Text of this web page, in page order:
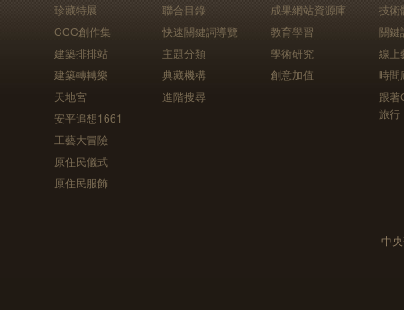
珍藏特展
CCC創作集
建築排排站
建築轉轉樂
天地宮
安平追想1661
工藝大冒險
原住民儀式
原住民服飾
聯合目錄
快速關鍵詞導覽
主題分類
典藏機構
進階搜尋
成果網站資源庫
教育學習
學術研究
創意加值
技術
關鍵
線上
時間
跟
旅行
中